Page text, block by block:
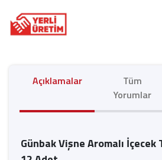
Açıklamalar
Tüm
Yorumlar
Günbak Vişne Aromalı İçecek